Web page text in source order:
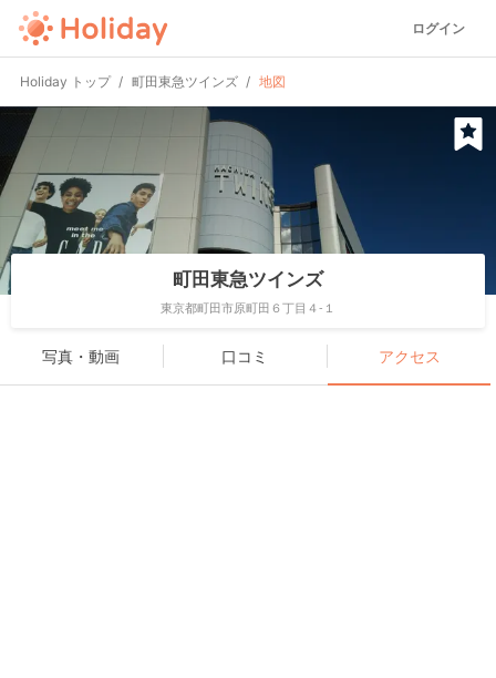
ログイン
Holiday トップ 町田東急ツインズ 地図
町田東急ツインズ
東京都町田市原町田６丁目４-１
写真・動画 口コミ アクセス